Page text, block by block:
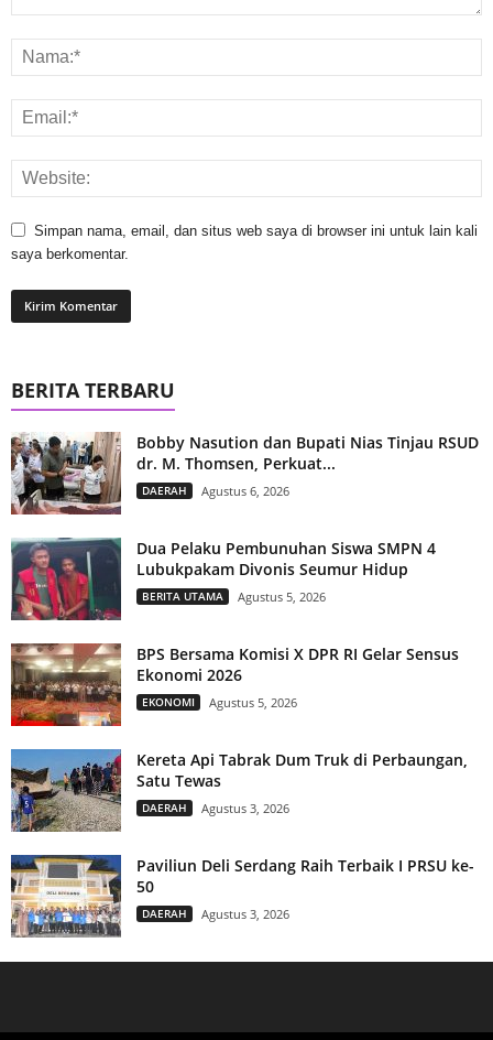
Simpan nama, email, dan situs web saya di browser ini untuk lain kali
saya berkomentar.
BERITA TERBARU
Bobby Nasution dan Bupati Nias Tinjau RSUD
dr. M. Thomsen, Perkuat...
DAERAH Agustus 6, 2026
Dua Pelaku Pembunuhan Siswa SMPN 4
Lubukpakam Divonis Seumur Hidup
BERITA UTAMA Agustus 5, 2026
BPS Bersama Komisi X DPR RI Gelar Sensus
Ekonomi 2026
EKONOMI Agustus 5, 2026
Kereta Api Tabrak Dum Truk di Perbaungan,
Satu Tewas
DAERAH Agustus 3, 2026
Paviliun Deli Serdang Raih Terbaik I PRSU ke-
50
DAERAH Agustus 3, 2026